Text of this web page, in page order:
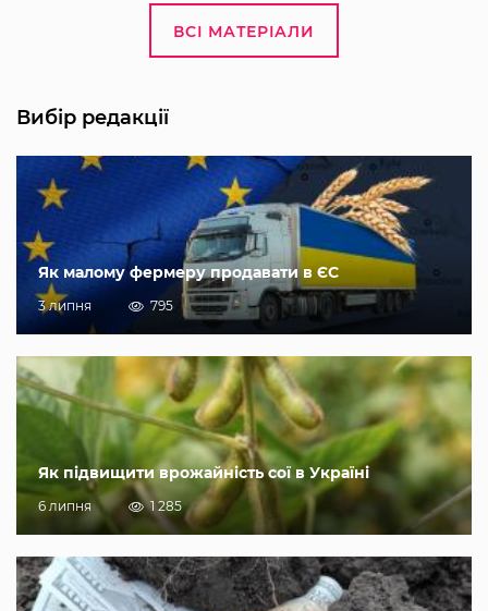
ВСІ МАТЕРІАЛИ
Вибір редакції
Як малому фермеру продавати в ЄС
3 липня 795
Як підвищити врожайність сої в Україні
6 липня 1 285